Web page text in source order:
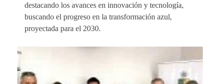
destacando los avances en innovación y tecnología,
buscando el progreso en la transformación azul,
proyectada para el 2030.